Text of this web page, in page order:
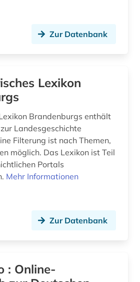
Zur Datenbank
Lexikon
Brandenburgs enthält
Landesgeschichte
Filterung ist nach Themen,
möglich. Das Lexikon ist Teil
Portals
Mehr Informationen
Zur Datenbank
: Online-